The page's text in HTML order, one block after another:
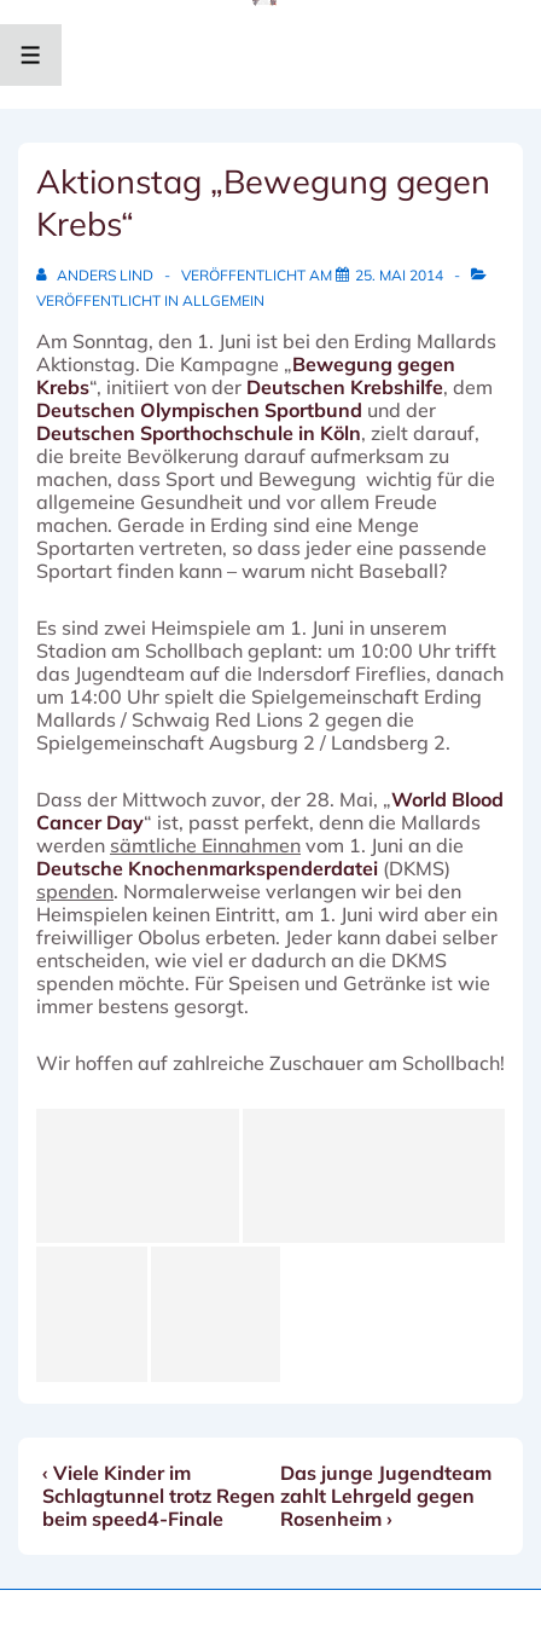
InhaltMENÜ
Aktionstag „Bewegung gegen
Krebs“
ANDERS LIND VERÖFFENTLICHT AM
25. MAI 2014
VERÖFFENTLICHT IN ALLGEMEIN
Am Sonntag, den 1. Juni ist bei den Erding Mallards
Aktionstag. Die Kampagne „Bewegung gegen
Krebs“, initiiert von der Deutschen Krebshilfe, dem
Deutschen Olympischen Sportbund und der
Deutschen Sporthochschule in Köln, zielt darauf,
die breite Bevölkerung darauf aufmerksam zu
machen, dass Sport und Bewegung wichtig für die
allgemeine Gesundheit und vor allem Freude
machen. Gerade in Erding sind eine Menge
Sportarten vertreten, so dass jeder eine passende
Sportart finden kann – warum nicht Baseball?
Es sind zwei Heimspiele am 1. Juni in unserem
Stadion am Schollbach geplant: um 10:00 Uhr trifft
das Jugendteam auf die Indersdorf Fireflies, danach
um 14:00 Uhr spielt die Spielgemeinschaft Erding
Mallards / Schwaig Red Lions 2 gegen die
Spielgemeinschaft Augsburg 2 / Landsberg 2.
Dass der Mittwoch zuvor, der 28. Mai, „World Blood
Cancer Day“ ist, passt perfekt, denn die Mallards
werden sämtliche Einnahmen vom 1. Juni an die
Deutsche Knochenmarkspenderdatei (DKMS)
spenden. Normalerweise verlangen wir bei den
Heimspielen keinen Eintritt, am 1. Juni wird aber ein
freiwilliger Obolus erbeten. Jeder kann dabei selber
entscheiden, wie viel er dadurch an die DKMS
spenden möchte. Für Speisen und Getränke ist wie
immer bestens gesorgt.
Wir hoffen auf zahlreiche Zuschauer am Schollbach!
Beitragsnavigation
Vorheriger
Beitrag
ist
‹ Viele Kinder im
Schlagtunnel trotz Regen
beim speed4-Finale
Nächster
Beitrag
ist
Das junge Jugendteam
zahlt Lehrgeld gegen
Rosenheim ›